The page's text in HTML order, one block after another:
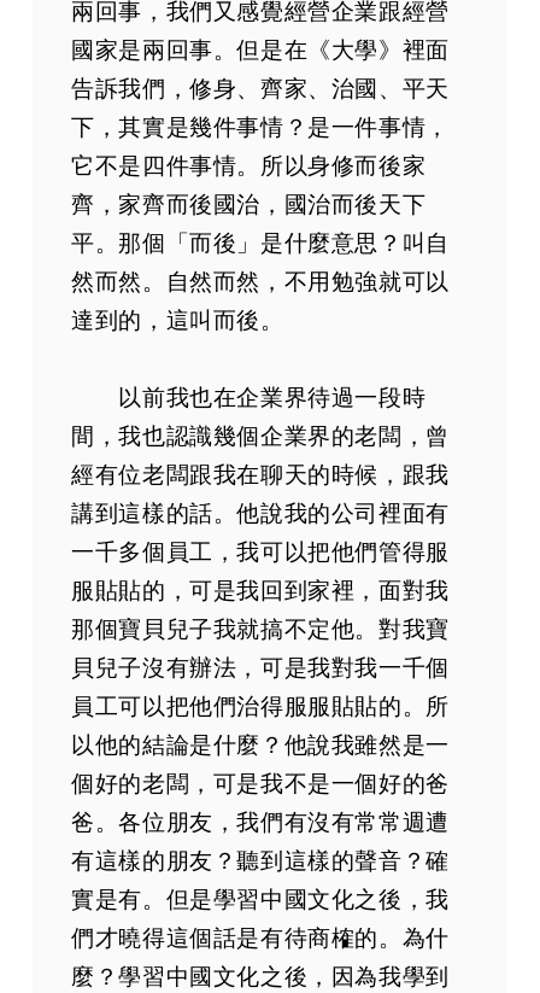
兩回事，我們又感覺經營企業跟經營
國家是兩回事。但是在《大學》裡面
告訴我們，修身、齊家、治國、平天
下，其實是幾件事情？是一件事情，
它不是四件事情。所以身修而後家
齊，家齊而後國治，國治而後天下
平。那個「而後」是什麼意思？叫自
然而然。自然而然，不用勉強就可以
達到的，這叫而後。
以前我也在企業界待過一段時
間，我也認識幾個企業界的老闆，曾
經有位老闆跟我在聊天的時候，跟我
講到這樣的話。他說我的公司裡面有
一千多個員工，我可以把他們管得服
服貼貼的，可是我回到家裡，面對我
那個寶貝兒子我就搞不定他。對我寶
貝兒子沒有辦法，可是我對我一千個
員工可以把他們治得服服貼貼的。所
以他的結論是什麼？他說我雖然是一
個好的老闆，可是我不是一個好的爸
爸。各位朋友，我們有沒有常常週遭
有這樣的朋友？聽到這樣的聲音？確
實是有。但是學習中國文化之後，我
們才曉得這個話是有待商榷的。為什
麼？學習中國文化之後，因為我學到